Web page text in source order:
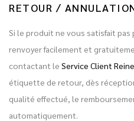
RETOUR /
Si le produit ne vous satisfait
renvoyer facilement et
contactant le Service Client
étiquette de retour, dès
qualité effectué, le
automatiquement.